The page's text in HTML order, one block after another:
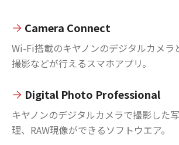
Camera Connect
Wi-Fi搭載のキヤノンのデジタルカメラ
撮影などが行えるスマホアプリ。
Digital Photo Professional
キヤノンのデジタルカメラで撮影した
理、RAW現像ができるソフトウエア。